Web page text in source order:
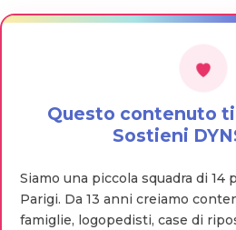
Questo contenuto
Sostieni
Siamo una piccola squadra di 14
Parigi. Da 13 anni creiamo
famiglie, logopedisti, case di